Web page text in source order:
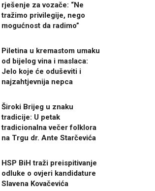
rješenje za vozače: “Ne
tražimo privilegije, nego
mogućnost da radimo”
Piletina u kremastom umaku
od bijelog vina i maslaca:
Jelo koje će oduševiti i
najzahtjevnija nepca
Široki Brijeg u znaku
tradicije: U petak
tradicionalna večer folklora
na Trgu dr. Ante Starčevića
HSP BiH traži preispitivanje
odluke o ovjeri kandidature
Slavena Kovačevića